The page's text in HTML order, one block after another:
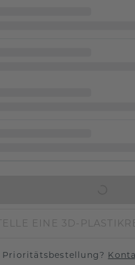
EINE 3D-
Prioritätsbestellung?